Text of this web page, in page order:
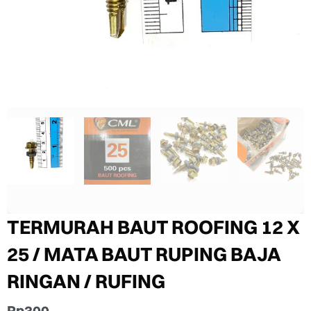
TERMURAH BAUT ROOFING 12 X
25 / MATA BAUT RUPING BAJA
RINGAN / RUFING